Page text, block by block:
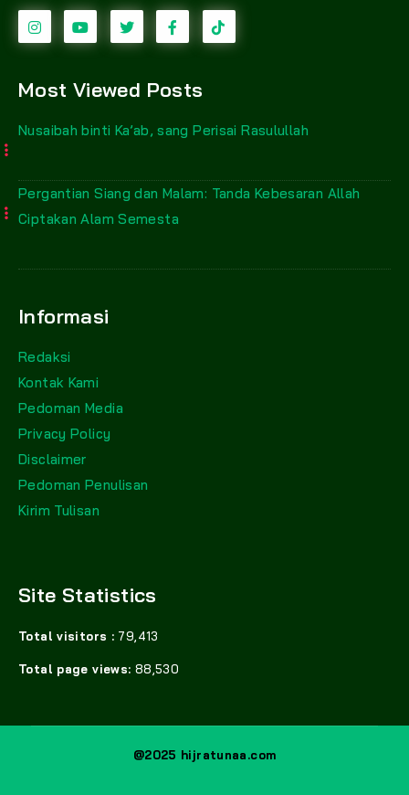
Most Viewed Posts
Nusaibah binti Ka’ab, sang Perisai Rasulullah
Pergantian Siang dan Malam: Tanda Kebesaran Allah
Ciptakan Alam Semesta
Informasi
Redaksi
Kontak Kami
Pedoman Media
Privacy Policy
Disclaimer
Pedoman Penulisan
Kirim Tulisan
Site Statistics
Total visitors : 79,413
Total page views: 88,530
@2025 hijratunaa.com